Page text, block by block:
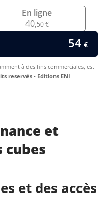
En ligne
40,50 €
54€
à des fins commerciales, est
reservés - Editions ENI
et
cubes
et des accès